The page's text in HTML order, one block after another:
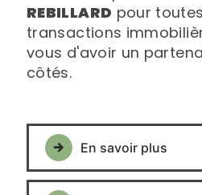
REBILLARD pour
transactions
vous d'avoir un
côtés.
En savoir plus